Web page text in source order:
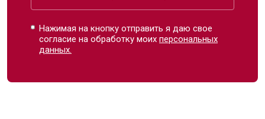
Нажимая на кнопку отправить я даю свое
согласие на обработку моихперсональных
данных.